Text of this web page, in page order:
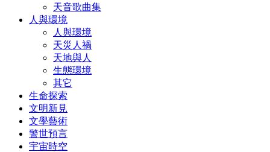
天音歌曲集
人與環境
人與環境
天災人禍
天地與人
生態環境
其它
生命探索
文明新見
文學藝術
警世預言
宇宙時空